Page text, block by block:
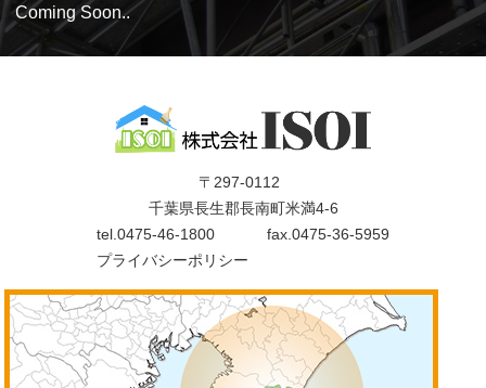
Coming Soon..
〒297-0112
千葉県長生郡長南町米満4-6
tel. 0475-46-1800
fax.0475-36-5959
プライバシーポリシー